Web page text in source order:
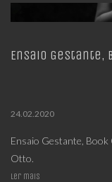
Ensaio Gestante,
24.02.2020
Ensaio Gestante, Book
Otto.
Ler mais